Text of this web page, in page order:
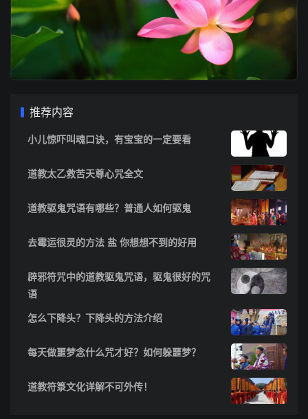
推荐内容
小儿惊吓叫魂口诀，有宝宝的一定要看
道教太乙救苦天尊心咒全文
道教驱鬼咒语有哪些？普通人如何驱鬼
去霉运很灵的方法 盐 你想想不到的好用
辟邪符咒中的道教驱鬼咒语，驱鬼很好的咒
语
怎么下降头？下降头的方法介绍
每天做噩梦念什么咒才好？如何躲噩梦？
道教符箓文化详解不可外传！